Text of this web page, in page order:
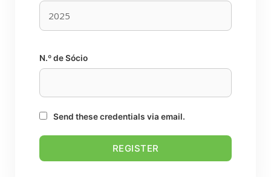
N.º de Sócio
Send these credentials via email.